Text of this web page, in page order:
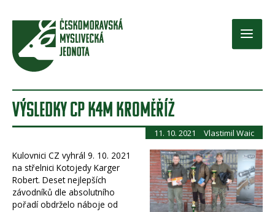
Main
VÝSLEDKY CP K4M KROMĚŘÍŽ
11. 10. 2021 Vlastimil Waic
Kulovnici CZ vyhrál 9. 10. 2021
na střelnici Kotojedy Karger
Robert. Deset nejlepších
závodníků dle absolutního
pořadí obdrželo náboje od